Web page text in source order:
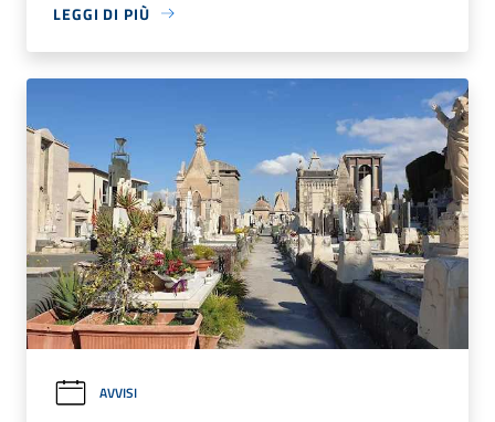
LEGGI DI PIÙ
AVVISI